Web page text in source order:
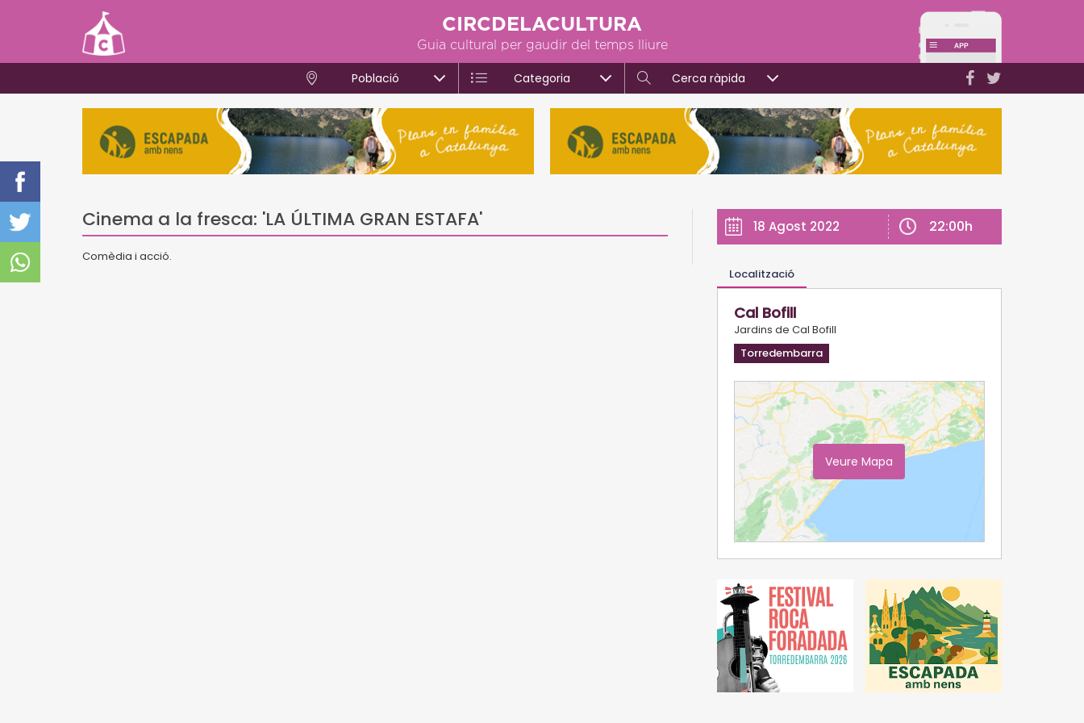
CIRCDELACULTURA
Guia cultural per gaudir del temps lliure
Població Categoria Cerca ràpida
Cinema a la fresca: 'LA ÚLTIMA GRAN ESTAFA'
Comèdia i acció.
18 Agost 2022 22:00h
Localització
Cal Bofill
Jardins de Cal Bofill
Torredembarra
Veure Mapa